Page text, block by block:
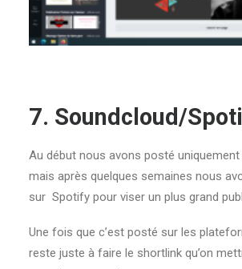
7. Soundcloud/
Au début nous avons posté
mais après quelques semaines nous
sur Spotify pour viser un plus grand
Une fois que c’est posté sur les
reste juste à faire le shortlink qu’on